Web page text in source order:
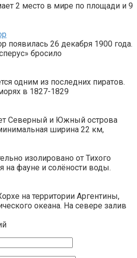
2 место в мире по площади и 9
появилась 26 декабря 1900 года.
бросило
одним из последних пиратов.
в 1827-1829
Северный и Южный острова
ширина 22 км,
изолировано от Тихого
на фауне и солёности воды.
на территории Аргентины,
океана. На севере залив